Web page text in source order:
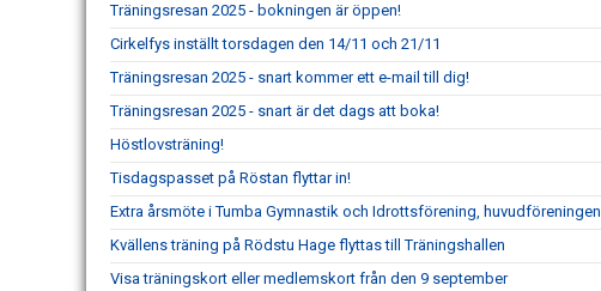
Träningsresan 2025 - bokningen är öppen!
Cirkelfys inställt torsdagen den 14/11 och 21/11
Träningsresan 2025 - snart kommer ett e-mail till dig!
Träningsresan 2025 - snart är det dags att boka!
Höstlovsträning!
Tisdagspasset på Röstan flyttar in!
Extra årsmöte i Tumba Gymnastik och Idrottsförening, huvudföreningen
Kvällens träning på Rödstu Hage flyttas till Träningshallen
Visa träningskort eller medlemskort från den 9 september